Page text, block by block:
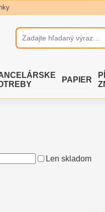
PAPIER
Len skladom